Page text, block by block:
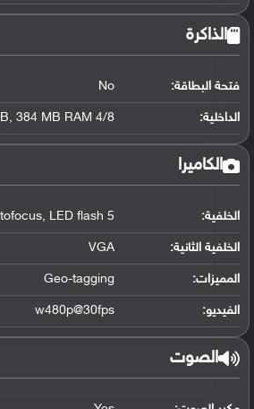
الذاكرة
فتحة البطاقة: No
الداخلية: 4/8 GB, 384 MB RAM
الكاميرا
الخلفية: 5 MP, autofocus, LED flash
الخلفية الثانية: VGA
المميزات: Geo-tagging
الفيديو: w480p@30fps
الصوت